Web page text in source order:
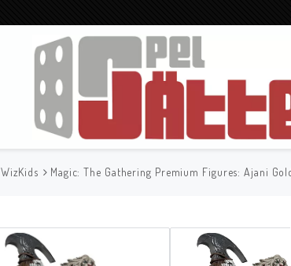
WizKids Magic: The Gathering Premium Figures: Ajani